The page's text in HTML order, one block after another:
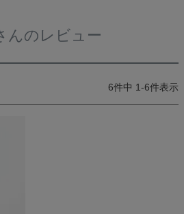
んのレビュー
6件中 1-6件表示